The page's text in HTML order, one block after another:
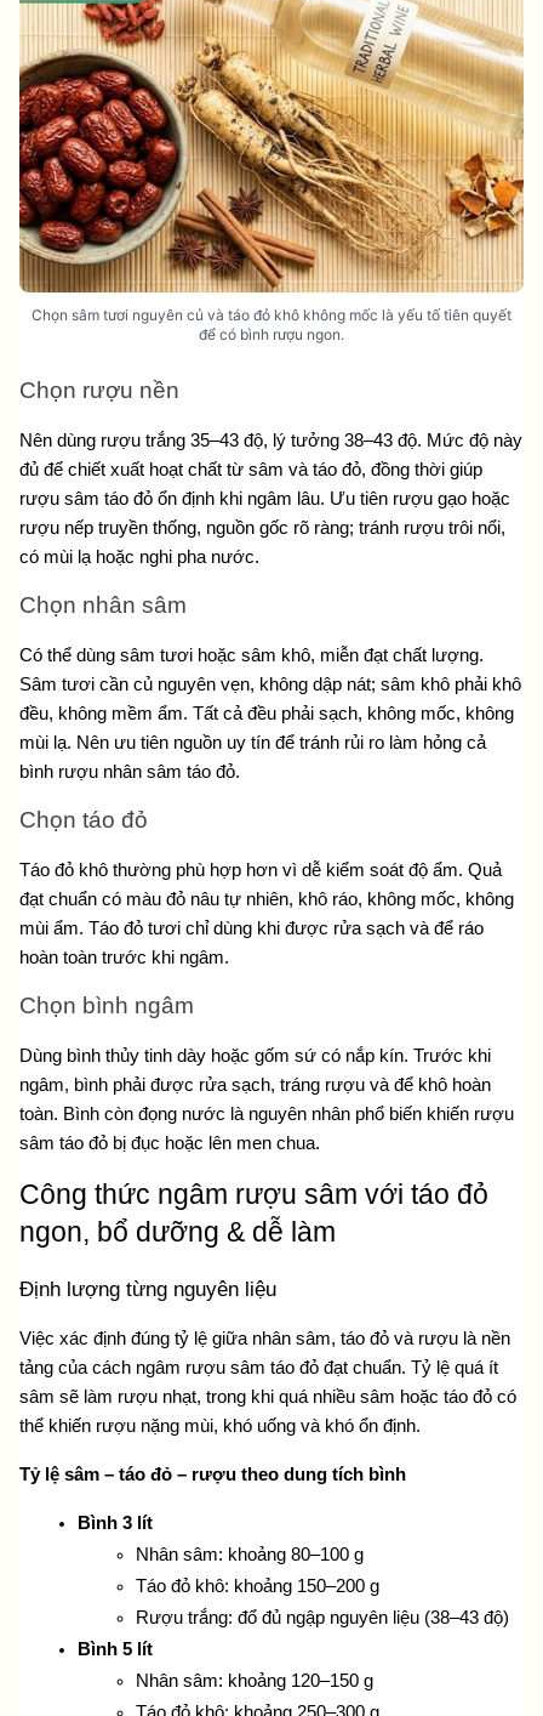
Chọn sâm tươi nguyên củ và táo đỏ khô không mốc là yếu tố tiên quyết
để có bình rượu ngon.
Chọn rượu nền
Nên dùng rượu trắng 35–43 độ, lý tưởng 38–43 độ. Mức độ này
đủ để chiết xuất hoạt chất từ sâm và táo đỏ, đồng thời giúp
rượu sâm táo đỏ ổn định khi ngâm lâu. Ưu tiên rượu gạo hoặc
rượu nếp truyền thống, nguồn gốc rõ ràng; tránh rượu trôi nổi,
có mùi lạ hoặc nghi pha nước.
Chọn nhân sâm
Có thể dùng sâm tươi hoặc sâm khô, miễn đạt chất lượng.
Sâm tươi cần củ nguyên vẹn, không dập nát; sâm khô phải khô
đều, không mềm ẩm. Tất cả đều phải sạch, không mốc, không
mùi lạ. Nên ưu tiên nguồn uy tín để tránh rủi ro làm hỏng cả
bình rượu nhân sâm táo đỏ.
Chọn táo đỏ
Táo đỏ khô thường phù hợp hơn vì dễ kiểm soát độ ẩm. Quả
đạt chuẩn có màu đỏ nâu tự nhiên, khô ráo, không mốc, không
mùi ẩm. Táo đỏ tươi chỉ dùng khi được rửa sạch và để ráo
hoàn toàn trước khi ngâm.
Chọn bình ngâm
Dùng bình thủy tinh dày hoặc gốm sứ có nắp kín. Trước khi
ngâm, bình phải được rửa sạch, tráng rượu và để khô hoàn
toàn. Bình còn đọng nước là nguyên nhân phổ biến khiến rượu
sâm táo đỏ bị đục hoặc lên men chua.
Công thức ngâm rượu sâm với táo đỏ
ngon, bổ dưỡng & dễ làm
Định lượng từng nguyên liệu
Việc xác định đúng tỷ lệ giữa nhân sâm, táo đỏ và rượu là nền
tảng của cách ngâm rượu sâm táo đỏ đạt chuẩn. Tỷ lệ quá ít
sâm sẽ làm rượu nhạt, trong khi quá nhiều sâm hoặc táo đỏ có
thể khiến rượu nặng mùi, khó uống và khó ổn định.
Tỷ lệ sâm – táo đỏ – rượu theo dung tích bình
Bình 3 lít
Nhân sâm: khoảng 80–100 g
Táo đỏ khô: khoảng 150–200 g
Rượu trắng: đổ đủ ngập nguyên liệu (38–43 độ)
Bình 5 lít
Nhân sâm: khoảng 120–150 g